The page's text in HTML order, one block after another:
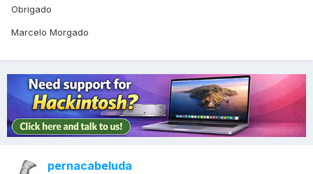
Obrigado
Marcelo Morgado
pernacabeluda